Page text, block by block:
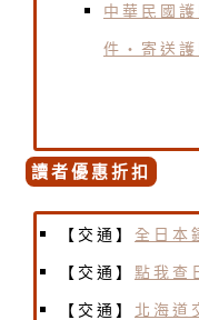
中華民國
件・寄送
讀者優惠折扣
【交通】 全日本
【交通】 點我查
【交通】 北海道